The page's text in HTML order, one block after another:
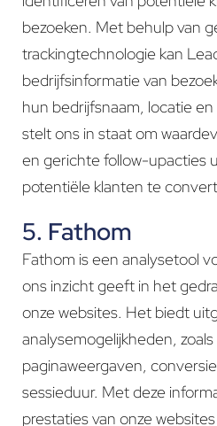
bezoeken. Met behulp van
trackingtechnologie kan
bedrijfsinformatie van
hun bedrijfsnaam, locatie
stelt ons in staat om
en gerichte follow-upacties
potentiële klanten te
5. Fathom
Fathom is een analysetool
ons inzicht geeft in het
onze websites. Het biedt
analysemogelijkheden,
paginaweergaven,
sessieduur. Met deze
prestaties van onze